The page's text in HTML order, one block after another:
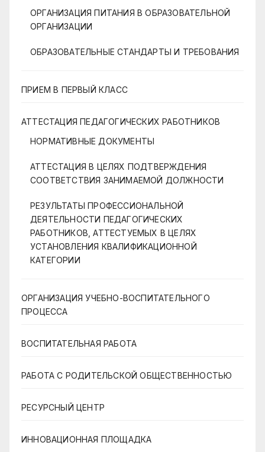
ОРГАНИЗАЦИЯ ПИТАНИЯ В ОБРАЗОВАТЕЛЬНОЙ
ОРГАНИЗАЦИИ
ОБРАЗОВАТЕЛЬНЫЕ СТАНДАРТЫ И ТРЕБОВАНИЯ
ПРИЕМ В ПЕРВЫЙ КЛАСС
АТТЕСТАЦИЯ ПЕДАГОГИЧЕСКИХ РАБОТНИКОВ
НОРМАТИВНЫЕ ДОКУМЕНТЫ
АТТЕСТАЦИЯ В ЦЕЛЯХ ПОДТВЕРЖДЕНИЯ
СООТВЕТСТВИЯ ЗАНИМАЕМОЙ ДОЛЖНОСТИ
РЕЗУЛЬТАТЫ ПРОФЕССИОНАЛЬНОЙ
ДЕЯТЕЛЬНОСТИ ПЕДАГОГИЧЕСКИХ
РАБОТНИКОВ, АТТЕСТУЕМЫХ В ЦЕЛЯХ
УСТАНОВЛЕНИЯ КВАЛИФИКАЦИОННОЙ
КАТЕГОРИИ
ОРГАНИЗАЦИЯ УЧЕБНО-ВОСПИТАТЕЛЬНОГО
ПРОЦЕССА
ВОСПИТАТЕЛЬНАЯ РАБОТА
РАБОТА С РОДИТЕЛЬСКОЙ ОБЩЕСТВЕННОСТЬЮ
РЕСУРСНЫЙ ЦЕНТР
ИННОВАЦИОННАЯ ПЛОЩАДКА